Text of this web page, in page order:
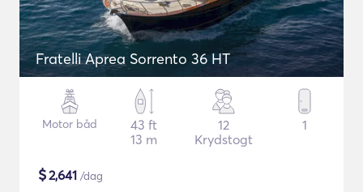
Fratelli Aprea Sorrento 36 HT
Motor båd
43 ft
13 m
12
Krydstogt
1
$2,641 /dag